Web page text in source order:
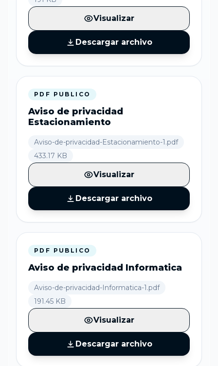
Visualizar
Descargar archivo
PDF PUBLICO
Aviso de privacidad
Estacionamiento
Aviso-de-privacidad-Estacionamiento-1.pdf
433.17 KB
Visualizar
Descargar archivo
PDF PUBLICO
Aviso de privacidad Informatica
Aviso-de-privacidad-Informatica-1.pdf
191.45 KB
Visualizar
Descargar archivo